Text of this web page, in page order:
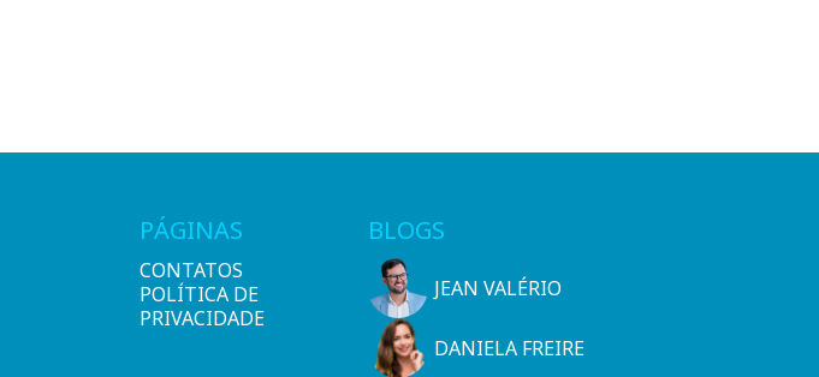
PÁGINAS
CONTATOS
POLÍTICA DE
PRIVACIDADE
BLOGS
JEAN VALÉRIO
DANIELA FREIRE